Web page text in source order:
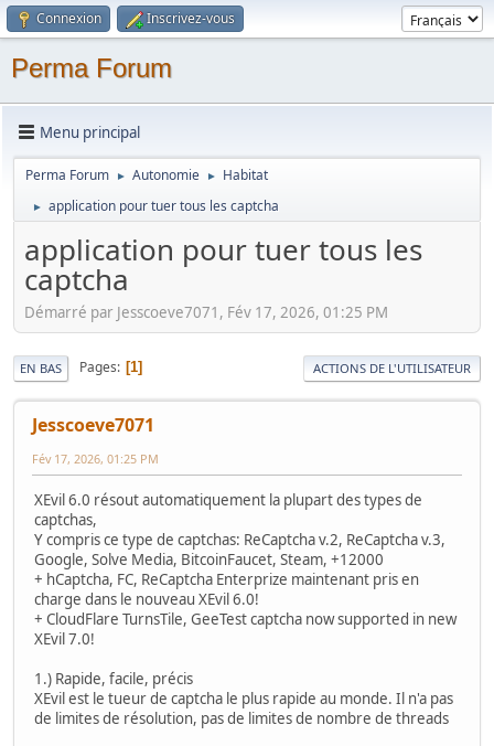
Connexion Inscrivez-vous
Perma Forum
Menu principal
Perma Forum ► Autonomie ► Habitat
► application pour tuer tous les captcha
application pour tuer tous les
captcha
Démarré par Jesscoeve7071, Fév 17, 2026, 01:25 PM
EN BAS Pages 1 ACTIONS DE L'UTILISATEUR
Jesscoeve7071
Fév 17, 2026, 01:25 PM
XEvil 6.0 résout automatiquement la plupart des types de
captchas,
Y compris ce type de captchas: ReCaptcha v.2, ReCaptcha v.3,
Google, Solve Media, BitcoinFaucet, Steam, +12000
+ hCaptcha, FC, ReCaptcha Enterprize maintenant pris en
charge dans le nouveau XEvil 6.0!
+ CloudFlare TurnsTile, GeeTest captcha now supported in new
XEvil 7.0!
1.) Rapide, facile, précis
XEvil est le tueur de captcha le plus rapide au monde. Il n'a pas
de limites de résolution, pas de limites de nombre de threads